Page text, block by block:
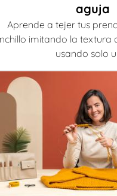
aguja
Aprende a tejer tus
imitando la textura
usando solo